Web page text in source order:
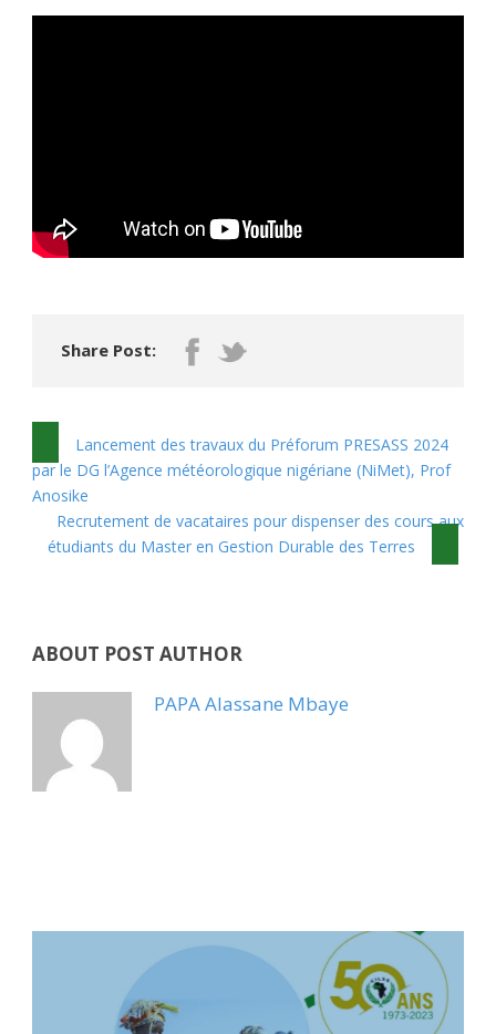
Share Post:
Lancement des travaux du Préforum PRESASS 2024
par le DG l’Agence météorologique nigériane (NiMet), Prof
Anosike
Recrutement de vacataires pour dispenser des cours aux
étudiants du Master en Gestion Durable des Terres
ABOUT POST AUTHOR
PAPA Alassane Mbaye